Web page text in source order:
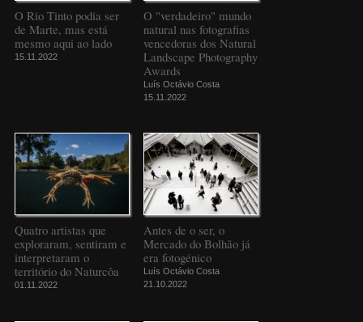
O Rio Tinto podia ser
de Marte, mas está
mesmo aqui ao lado
15.11.2022
O "verdadeiro" mundo
natural nas fotografias
vencedoras dos Natural
Landscape Photography
Awards
Luís Octávio Costa
15.11.2022
Quatro artistas que
exploraram, sentiram e
interpretaram o
território do Naturcôa
01.11.2022
Antes de o ser, o
Mercado do Bolhão já
era fotogénico
Luís Octávio Costa
21.10.2022